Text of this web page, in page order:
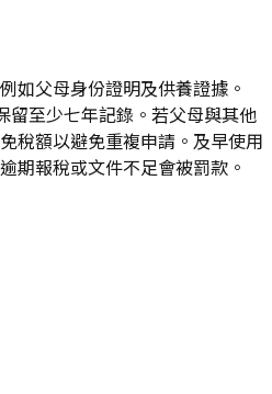
如父母身份證明及供養證據。
留至少七年記錄。若父母與其他
稅額以避免重複申請。及早使用
期報稅或文件不足會被罰款。